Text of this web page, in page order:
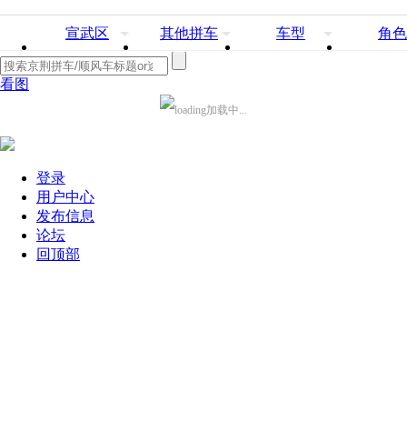
宣武区 其他拼车 车型 角色
看图
加载中...
登录
用户中心
发布信息
论坛
回顶部